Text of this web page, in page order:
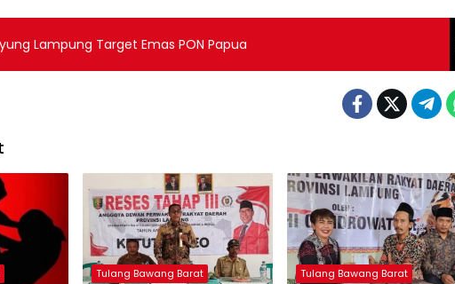
Lampung Target Emas PON Papua
Tulang Bawang Barat Tulang Bawang Barat